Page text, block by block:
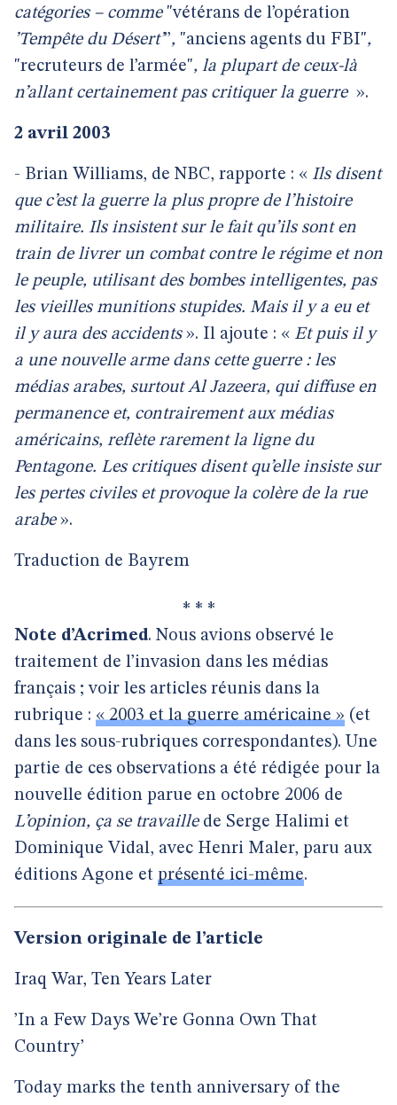
catégories – comme "vétérans de l’opération
’Tempête du Désert’’’, "anciens agents du FBI",
"recruteurs de l’armée", la plupart de ceux-là
n’allant certainement pas critiquer la guerre ».
2 avril 2003
- Brian Williams, de NBC, rapporte : « Ils disent
que c’est la guerre la plus propre de l’histoire
militaire. Ils insistent sur le fait qu’ils sont en
train de livrer un combat contre le régime et non
le peuple, utilisant des bombes intelligentes, pas
les vieilles munitions stupides. Mais il y a eu et
il y aura des accidents». Il ajoute : « Et puis il y
a une nouvelle arme dans cette guerre : les
médias arabes, surtout Al Jazeera, qui diffuse en
permanence et, contrairement aux médias
américains, reflète rarement la ligne du
Pentagone. Les critiques disent qu’elle insiste sur
les pertes civiles et provoque la colère de la rue
arabe».
Traduction de Bayrem
* * *
Note d’Acrimed. Nous avions observé le
traitement de l’invasion dans les médias
français ; voir les articles réunis dans la
rubrique : « 2003 et la guerre américaine » (et
dans les sous-rubriques correspondantes). Une
partie de ces observations a été rédigée pour la
nouvelle édition parue en octobre 2006 de
L’opinion, ça se travaillede Serge Halimi et
Dominique Vidal, avec Henri Maler, paru aux
éditions Agone et présenté ici-même.
Version originale de l’article
Iraq War, Ten Years Later
’In a Few Days We’re Gonna Own That
Country’
Today marks the tenth anniversary of the